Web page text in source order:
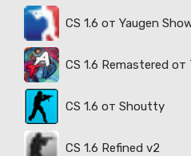
CS 1.6 от Yaugen
CS 1.6 Remastered
CS 1.6 от Shoutty
CS 1.6 Refined v2